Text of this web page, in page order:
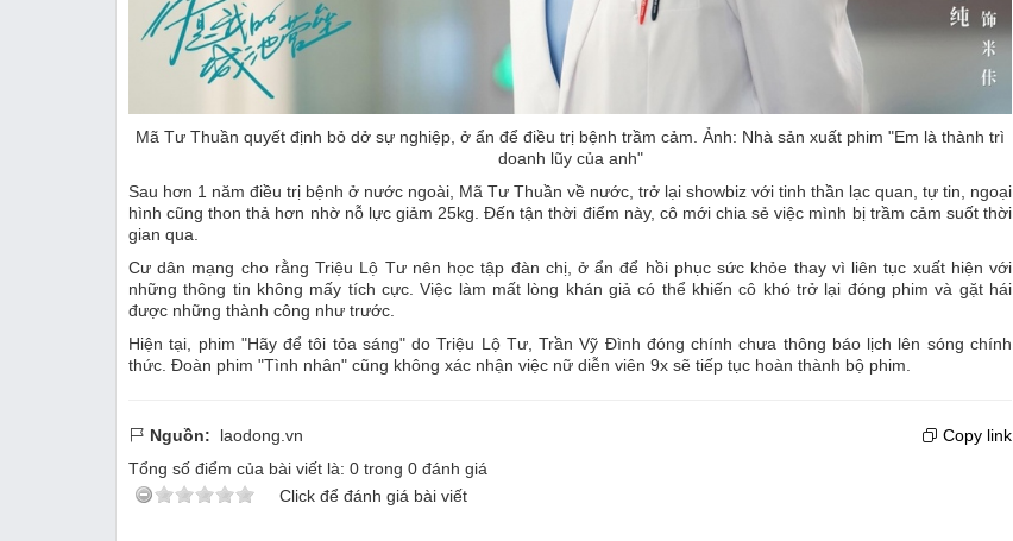
Mã Tư Thuần quyết định bỏ dở sự nghiệp, ở ẩn để điều trị bệnh trầm cảm. Ảnh: Nhà sản xuất phim "Em là thành trì
doanh lũy của anh"
Sau hơn 1 năm điều trị bệnh ở nước ngoài, Mã Tư Thuần về nước, trở lại showbiz với tinh thần lạc quan, tự tin, ngoại
hình cũng thon thả hơn nhờ nỗ lực giảm 25kg. Đến tận thời điểm này, cô mới chia sẻ việc mình bị trầm cảm suốt thời
gian qua.
Cư dân mạng cho rằng Triệu Lộ Tư nên học tập đàn chị, ở ẩn để hồi phục sức khỏe thay vì liên tục xuất hiện với
những thông tin không mấy tích cực. Việc làm mất lòng khán giả có thể khiến cô khó trở lại đóng phim và gặt hái
được những thành công như trước.
Hiện tại, phim "Hãy để tôi tỏa sáng" do Triệu Lộ Tư, Trần Vỹ Đình đóng chính chưa thông báo lịch lên sóng chính
thức. Đoàn phim "Tình nhân" cũng không xác nhận việc nữ diễn viên 9x sẽ tiếp tục hoàn thành bộ phim.
Nguồn: laodong.vn
Copy link
Tổng số điểm của bài viết là: 0 trong 0 đánh giá
Click để đánh giá bài viết